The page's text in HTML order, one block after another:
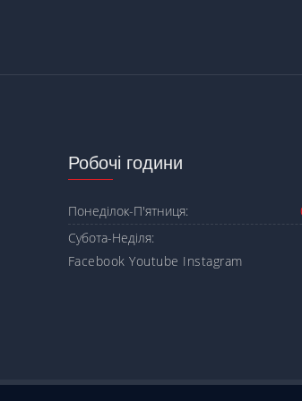
Робочі години
Понеділок-П'ятниця:
Субота-Неділя:
Facebook Youtube Instagram